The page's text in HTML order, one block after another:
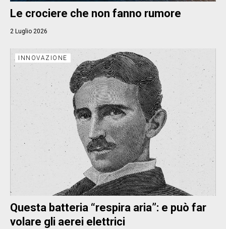
Le crociere che non fanno rumore
2 Luglio 2026
INNOVAZIONE
Questa batteria “respira aria”: e può far
volare gli aerei elettrici